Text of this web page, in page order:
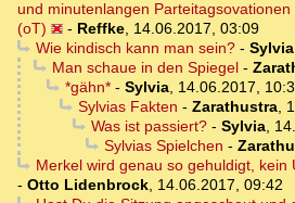
und minutenlangen
(oT)
- Reffke, 14.06.2017, 03:09
Wie kindisch kann man sein?- Sylvia
Man schaue in den Spiegel-
*gähn*- Sylvia, 14.06.2017,
Sylvias Fakten - Zarathustra,
Was ist passiert?- Sylvia,
Sylvias Spielchen -
Merkel wird genau so gehuldigt, kein
- Otto Lidenbrock, 14.06.2017, 09:42